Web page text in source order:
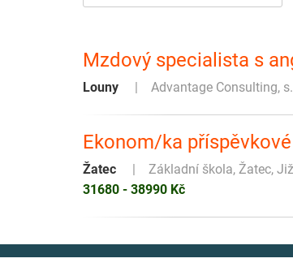
Mzdový specialista s
Louny Advantage Consulting,
Ekonom/ka
Žatec
Základní škola, Žatec,
31680 - 38990 Kč